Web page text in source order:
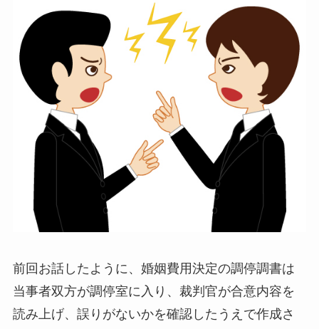
前回お話したように、婚姻費用決定の調停調書は
当事者双方が調停室に入り、裁判官が合意内容を
読み上げ、誤りがないかを確認したうえで作成さ